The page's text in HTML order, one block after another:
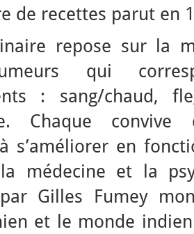
de recettes parut en
repose sur la
qui
: sang/chaud,
Chaque
s’améliorer en
médecine et la
Gilles Fumey
et le monde